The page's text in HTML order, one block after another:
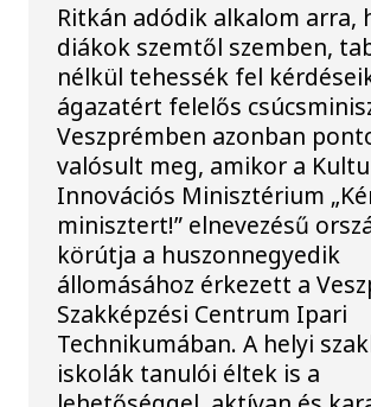
Ritkán adódik alkalom arra,
diákok szemtől szemben,
nélkül tehessék fel
ágazatért felelős
Veszprémben azonban
valósult meg, amikor a
Innovációs Minisztérium
minisztert!” elnevezésű
körútja a huszonnegyedik
állomásához érkezett a
Szakképzési Centrum Ipari
Technikumában. A helyi
iskolák tanulói éltek is a